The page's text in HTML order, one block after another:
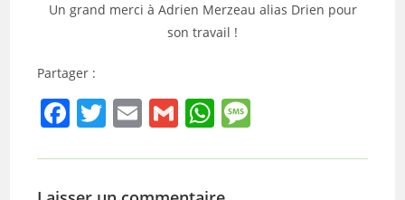
Un grand merci à Adrien Merzeau alias Drien pour
son travail !
Partager :
F
c
T
itt
E
ai
G
ai
W
at ss